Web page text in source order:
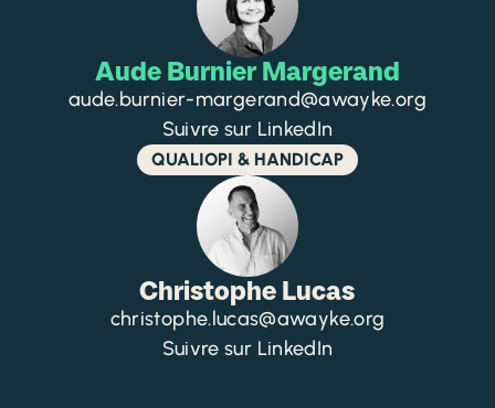
Aude Burnier Margerand
aude.burnier-margerand@awayke.org
Suivre sur LinkedIn
QUALIOPI & HANDICAP
Christophe Lucas
christophe.lucas@awayke.org
Suivre sur LinkedIn